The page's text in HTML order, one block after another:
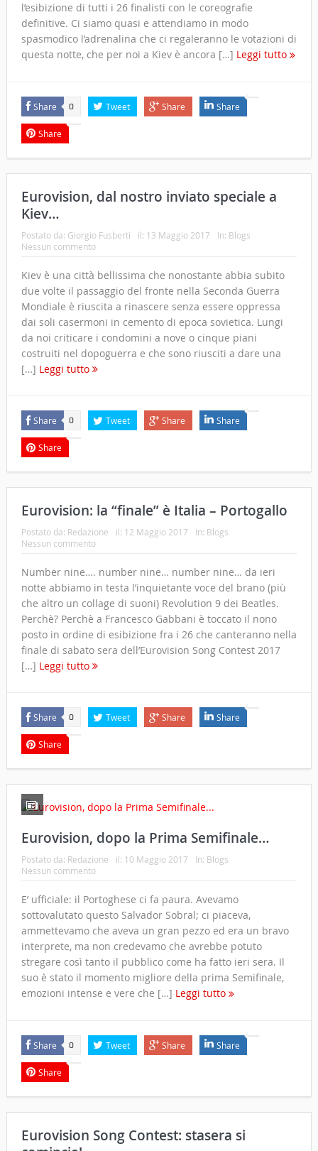
l’esibizione di tutti i 26 finalisti con le coreografie
definitive. Ci siamo quasi e attendiamo in modo
spasmodico l’adrenalina che ci regaleranno le votazioni di
questa notte, che per noi a Kiev è ancora […] Leggi tutto
Share 0 Tweet Share Share
Share
Eurovision, dal nostro inviato speciale a
Kiev…
Postato da: Giorgio Fusberti il: 13 Maggio 2017 In: Blogs
Nessun commento
Kiev è una città bellissima che nonostante abbia subito
due volte il passaggio del fronte nella Seconda Guerra
Mondiale è riuscita a rinascere senza essere oppressa
dai soli casermoni in cemento di epoca sovietica. Lungi
da noi criticare i condomini a nove o cinque piani
costruiti nel dopoguerra e che sono riusciti a dare una
[…] Leggi tutto
Share 0 Tweet Share Share
Share
Eurovision: la “finale” è Italia – Portogallo
Postato da: Redazione il: 12 Maggio 2017 In: Blogs
Nessun commento
Number nine…. number nine… number nine… da ieri
notte abbiamo in testa l’inquietante voce del brano (più
che altro un collage di suoni) Revolution 9 dei Beatles.
Perchè? Perchè a Francesco Gabbani è toccato il nono
posto in ordine di esibizione fra i 26 che canteranno nella
finale di sabato sera dell’Eurovision Song Contest 2017
[…] Leggi tutto
Share 0 Tweet Share Share
Share
Eurovision, dopo la Prima Semifinale…
Postato da: Redazione il: 10 Maggio 2017 In: Blogs
Nessun commento
E’ ufficiale: il Portoghese ci fa paura. Avevamo
sottovalutato questo Salvador Sobral; ci piaceva,
ammettevamo che aveva un gran pezzo ed era un bravo
interprete, ma non credevamo che avrebbe potuto
stregare così tanto il pubblico come ha fatto ieri sera. Il
suo è stato il momento migliore della prima Semifinale,
emozioni intense e vere che […] Leggi tutto
Share 0 Tweet Share Share
Share
Eurovision Song Contest: stasera si